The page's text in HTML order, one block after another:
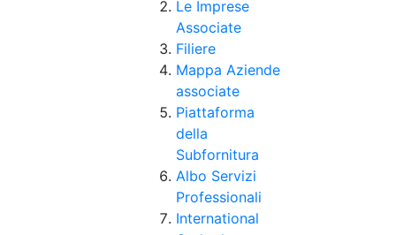
Le Imprese
Associate
Filiere
Mappa Aziende
associate
Piattaforma
della
Subfornitura
Albo Servizi
Professionali
International